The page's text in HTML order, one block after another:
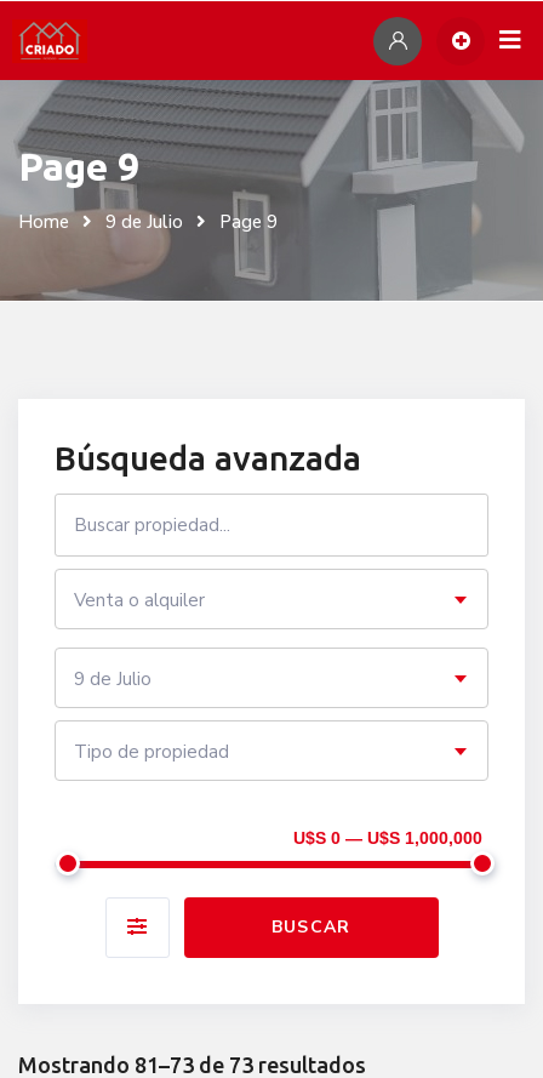
Skip
content
Page 9
Home 9 de Julio Page 9
Búsqueda avanzada
Search
Listing
Venta o alquiler
9 de Julio
Tipo de propiedad
U$S 0 — U$S 1,000,000
BUSCAR
Mostrando 81–73 de 73 resultados